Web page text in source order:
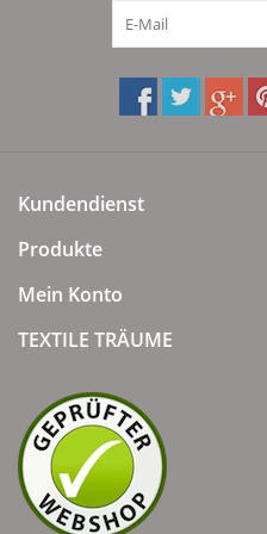
Beschichtung auf der
Grad waschbar)lieferbar. Wenn
Kundendienst
Produkte
Mein Konto
TEXTILE TRÄUME